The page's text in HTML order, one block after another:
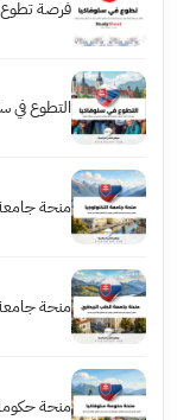
فرصة تطوع
التطوع في
منحة جامعة
منحة
منحة